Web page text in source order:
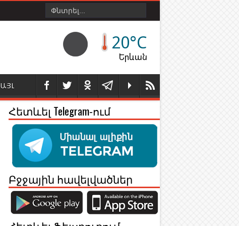
20°C
Երևան
ԱՅԼ
Հետևել Telegram-ում
Բջջային հավելվածներ